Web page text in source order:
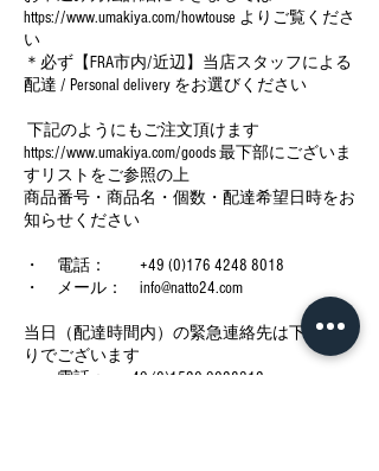
https://www.umakiya.com/howtouse よりご覧くださ
い
＊必ず【FRA市内/近辺】当店スタッフによる
配達 / Personal delivery をお選びください
下記のようにもご注文頂けます
https://www.umakiya.com/goods 最下部にございま
すリストをご参照の上
商品番号・商品名・個数・配達希望日時をお
知らせください
・ 電話： +49 (0)176 4248 8018
・ メール： info@natto24.com
当日（配達時間内）の緊急連絡先は下記の通
りでございます
・ 電話： +49 (0)1520 9028312